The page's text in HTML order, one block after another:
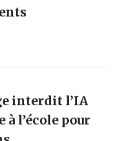
interdit l’IA
à l’école pour